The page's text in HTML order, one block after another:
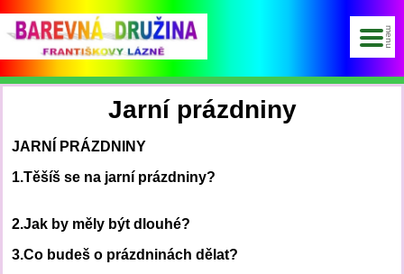
Jarní prázdniny
JARNÍ PRÁZDNINY
1.Těšíš se na jarní prázdniny?
2.Jak by měly být dlouhé?
3.Co budeš o prázdninách dělat?